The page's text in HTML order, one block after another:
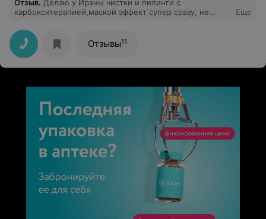
Отзыв. Делаю у Ирэны чистки и пилинги с
карбокситерапией,маской эффект супер сразу, не
ничего лишнего и всё работает. Рекомендую самый
лучший и грамотный косметолог! Всегда есть
выгодные предложения и скидки и в конце процедур
классные подарки для ухода дома.
Еще
Отзывы11